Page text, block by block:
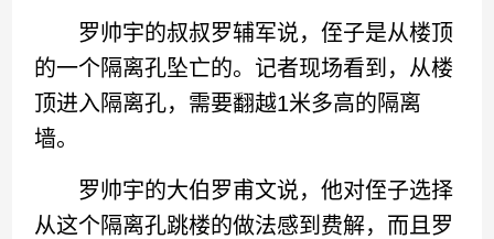
罗帅宇的叔叔罗辅军说，侄子是从楼顶
的一个隔离孔坠亡的。记者现场看到，从楼
顶进入隔离孔，需要翻越1米多高的隔离
墙。
罗帅宇的大伯罗甫文说，他对侄子选择
从这个隔离孔跳楼的做法感到费解，而且罗